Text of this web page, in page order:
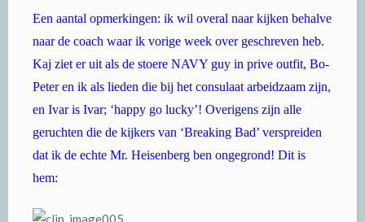
Een aantal opmerkingen: ik wil overal naar kijken behalve
naar de coach waar ik vorige week over geschreven heb.
Kaj ziet er uit als de stoere NAVY guy in prive outfit, Bo-
Peter en ik als lieden die bij het consulaat arbeidzaam zijn,
en Ivar is Ivar; ‘happy go lucky’! Overigens zijn alle
geruchten die de kijkers van ‘Breaking Bad’ verspreiden
dat ik de echte Mr. Heisenberg ben ongegrond! Dit is
hem: